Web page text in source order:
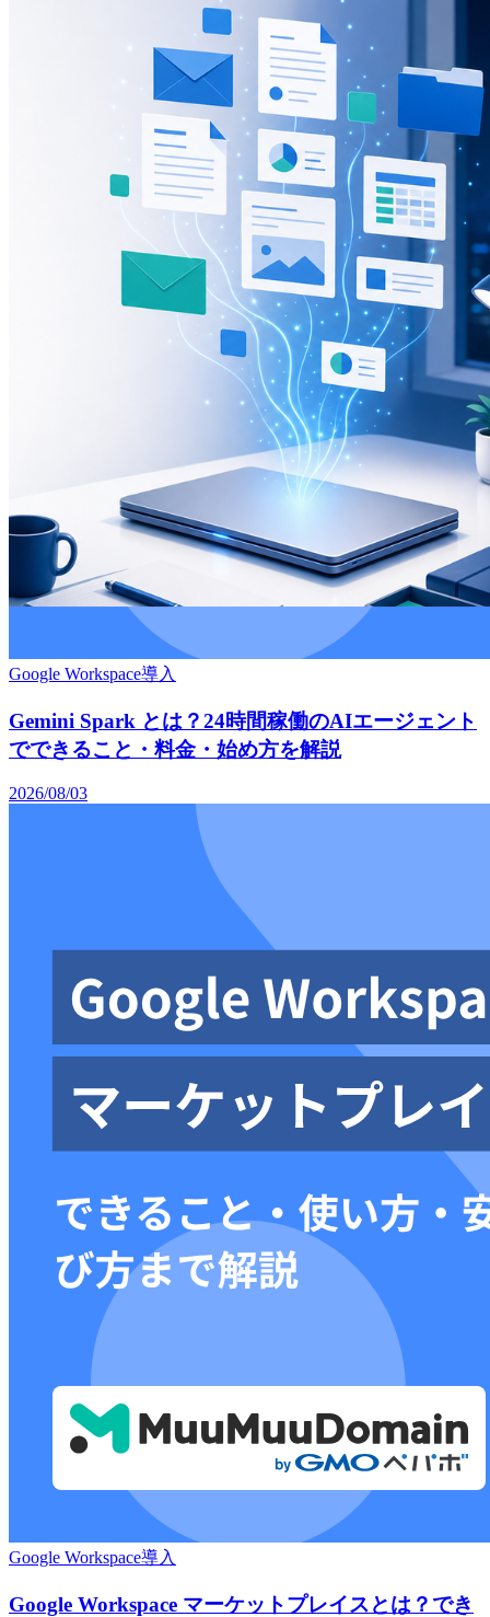
Google Workspace導入
Gemini Spark とは？24時間稼働のAIエージェント
でできること・料金・始め方を解説
2026/08/03
Google Workspace導入
Google Workspace マーケットプレイスとは？でき